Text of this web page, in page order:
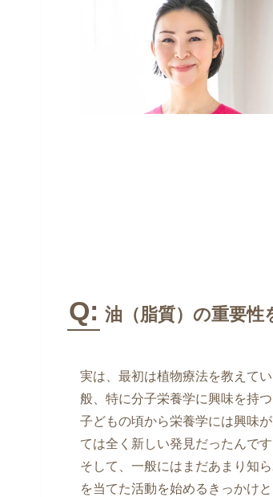
Q: 油（脂質）の重要
実は、最初は植物療法を教えて
般、特に分子栄養学に興味を持つ
子どもの頃から栄養学には興味
ては全く新しい発見だったんです
そして、一般にはまだあまり知
を当てた活動を始めるきっかけと